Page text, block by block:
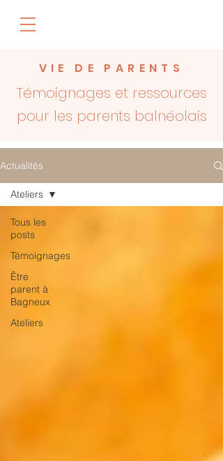
VIE DE PARENTS
Témoignages et ressources
pour les parents balnéolais
Actualités
Tous les
posts
Témoignages
Être
parent à
Bagneux
Ateliers
Ateliers